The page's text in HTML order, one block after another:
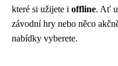
které si užijete i offline. Ať
závodní hry nebo něco
nabídky vyberete.